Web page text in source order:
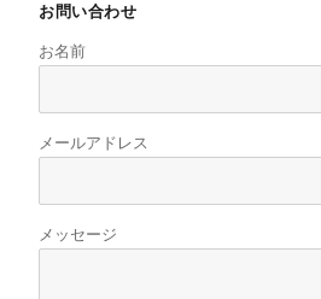
お問い合わせ
お名前
メールアドレス
メッセージ